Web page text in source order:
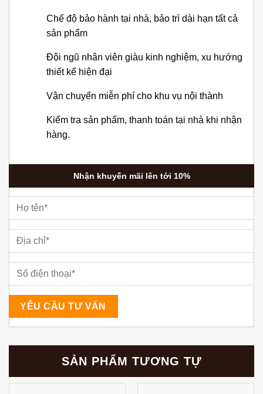
Chế độ bảo hành tại nhà, bảo trì dài hạn tất cả
sản phẩm
Đội ngũ nhân viên giàu kinh nghiệm, xu hướng
thiết kế hiện đại
Vận chuyển miễn phí cho khu vụ nội thành
Kiểm tra sản phẩm, thanh toán tại nhà khi nhận
hàng.
Nhận khuyến mãi lên tới 10%
SẢN PHẨM TƯƠNG TỰ